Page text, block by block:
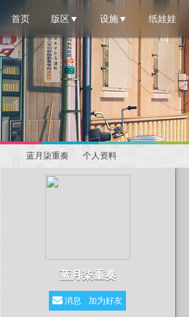
首页 版区▼ 设施▼ 纸娃娃
蓝月柒重奏 个人资料
蓝月柒重奏
消息 加为好友